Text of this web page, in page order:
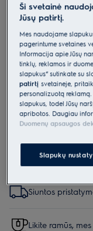
E206S
„s-bag®
dulkių
5 (1)
Pagrindiniai
Antialerginis poveikis
Didelis filtravimo
„Powerflow™“
Patobulinta
Parinktys, kad
Siuntos
Likite ramūs,
Ši svetainė
Jūsų patirtį.
Mes naudojame
pagerintume svetainės
Informacija apie Jūsų
tinklų, reklamos ir
slapukus“ sutinkate su
patirtįsvetainėje,
personalizuotą reklamą.
slapukus, todėl Jūsų
apribotos. Daugiau
Duomenų apsaugos
Slapukų